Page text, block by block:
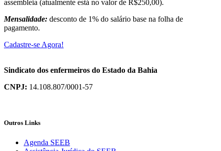
assembleia (atualmente está no valor de R$250,00).
Mensalidade: desconto de 1% do salário base na folha de
pagamento.
Cadastre-se Agora!
Sindicato dos enfermeiros do Estado da Bahia
CNPJ: 14.108.807/0001-57
Outros Links
Agenda SEEB